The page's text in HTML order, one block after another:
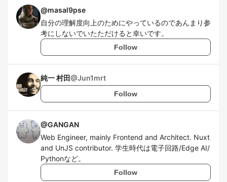
@masal9pse
自分の理解度向上のためにやっているのであんまり参
考にしないでいたただけると幸いです。
Follow
純一 村田@Jun1mrt
Follow
@GANGAN
Web Engineer, mainly Frontend and Architect. Nuxt
and UnJS contributor. 学生時代は電子回路/Edge AI/
Pythonなど。
Follow